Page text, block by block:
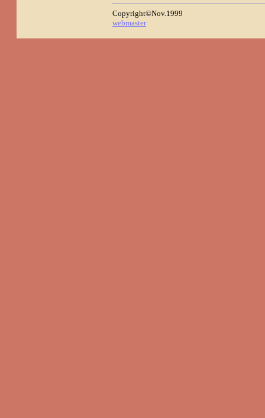
Copyright©Nov.1999
webmaster